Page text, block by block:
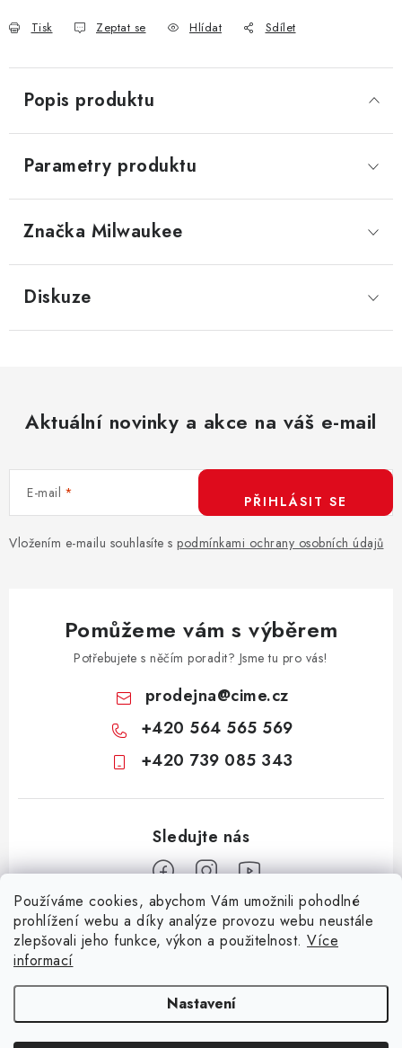
Používáme cookies, abychom Vám umožnili pohodlné
prohlížení webu a díky analýze provozu webu neustále
zlepšovali jeho funkce, výkon a použitelnost. Více
informací
Nastavení
Tisk Zeptat se Hlídat Sdílet
Popis produktu
Parametry produktu
Značka Milwaukee
Diskuze
Aktuální novinky a akce na váš e-mail
E-mail
Vložením e-mailu souhlasíte s podmínkami ochrany osobních údajů
PŘIHLÁSIT SE
Pomůžeme vám s výběrem
Potřebujete s něčím poradit? Jsme tu pro vás!
prodejna@cime.cz
+420 564 565 569
+420 739 085 343
Informace pro vás
Billy Goat Walker
Zemědělská technika Komunální technika